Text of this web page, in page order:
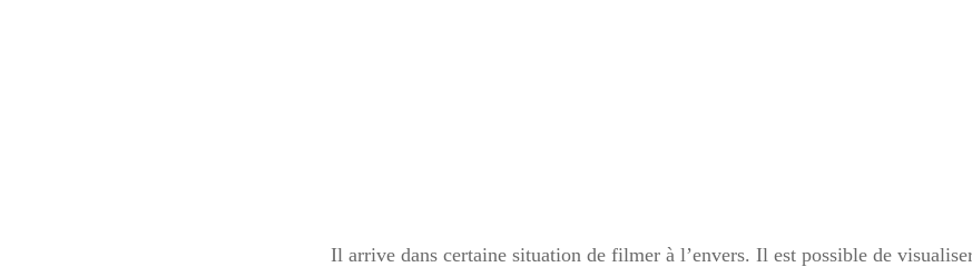
Il arrive dans certaine situation de filmer à l’envers. Il est possible de